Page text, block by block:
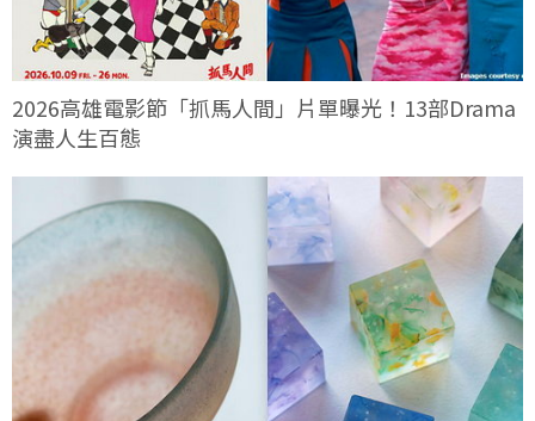
2026高雄電影節「抓馬人間」片單曝光！13部Drama
演盡人生百態